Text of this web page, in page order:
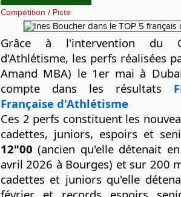
Compétition / Piste
Grâce à l'intervention du
d'Athlétisme, les perfs réalisées
Amand MBA) le 1er mai à
compte dans les résultats
Française d'Athlétisme
Ces 2 perfs constituent les
12"00 (ancien qu'elle détenait
avril 2026 à Bourges) et sur 200
cadettes et juniors qu'elle